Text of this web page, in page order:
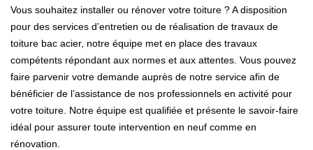
Vous souhaitez installer ou rénover votre toiture ? A disposition
pour des services d’entretien ou de réalisation de travaux de
toiture bac acier, notre équipe met en place des travaux
compétents répondant aux normes et aux attentes. Vous pouvez
faire parvenir votre demande auprès de notre service afin de
bénéficier de l’assistance de nos professionnels en activité pour
votre toiture. Notre équipe est qualifiée et présente le savoir-faire
idéal pour assurer toute intervention en neuf comme en
rénovation.